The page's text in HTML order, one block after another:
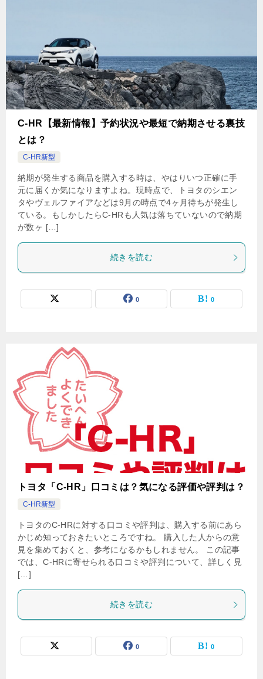
C-HR【最新情報】予約状況や最短で納期させる裏技
とは？
C-HR新型
納期が発生する商品を購入する時は、やはりいつ正確に手
元に届くか気になりますよね。現時点で、トヨタのシエン
タやヴェルファイアなどは9月の時点で4ヶ月待ちが発生し
ている。もしかしたらC-HRも人気は落ちていないので納期
が数ヶ […]
続きを読む
0 0
トヨタ「C-HR」口コミは？気になる評価や評判は？
C-HR新型
トヨタのC-HRに対する口コミや評判は、購入する前にあら
かじめ知っておきたいところですね。 購入した人からの意
見を集めておくと、参考になるかもしれません。 この記事
では、C-HRに寄せられる口コミや評判について、詳しく見
[…]
続きを読む
0 0